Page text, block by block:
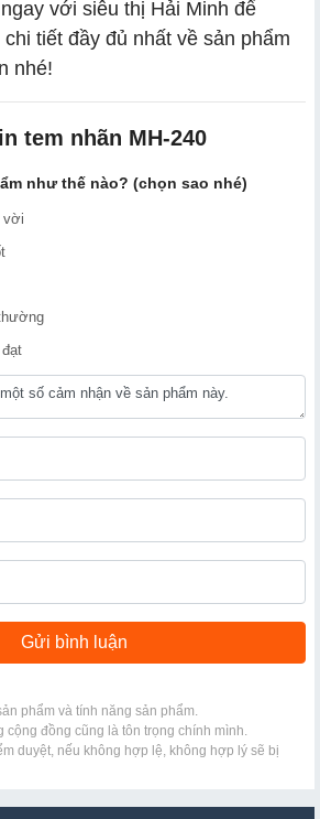
với siêu thị Hải Minh để
tiết đầy đủ nhất về sản phẩm
nhé!
t​em nhãn MH-240
như thế nào? (chọn sao nhé)
vời
phẩm và tính năng sản phẩm.
đồng cũng là tôn trọng chính mình.
duyệt, nếu không hợp lệ, không hợp lý sẽ bị